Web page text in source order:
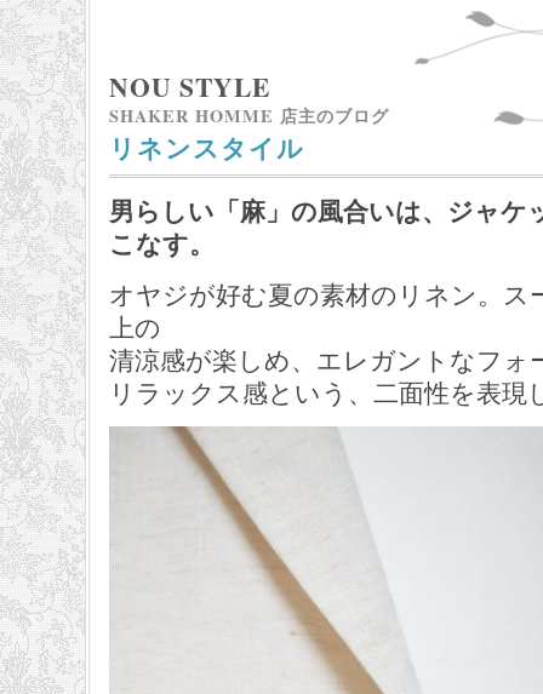
NOU STYLE
SHAKER HOMME 店主のブログ
リネンスタイル
男らしい「麻」の風合いは、ジャケ
こなす。
オヤジが好む夏の素材のリネン。
上の
清涼感が楽しめ、エレガントなフォ
リラックス感という、二面性を表現